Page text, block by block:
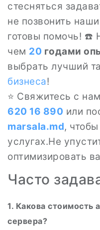
стесняться
не позвонить
готовы помочь! ☎️
чем 20 годами
выбрать лучший
бизнеса!
⭐ Свяжитесь с
620 16 890 или
marsala.md,
услугах.Не
оптимизировать
Часто
1. Какова стоимость
сервера?